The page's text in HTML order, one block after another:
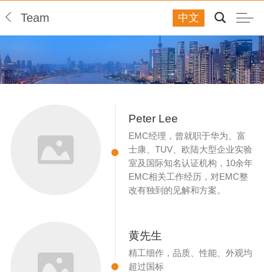
Team 中文
Peter Lee
EMC经理，曾就职于华为、富
士康、TUV、欧陆大型企业实验
室及国际知名认证机构，10余年
EMC相关工作经历，对EMC整
改有独到的见解和方案。
黄先生
精工细作，品质、性能、外观均
超过国标